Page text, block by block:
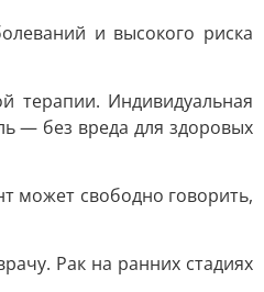
и высокого риска
терапии. Индивидуальная
— без вреда для здоровых
может свободно говорить,
Рак на ранних стадиях